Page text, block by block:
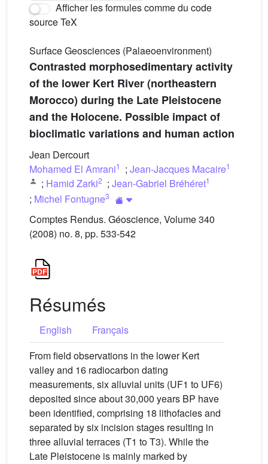
Afficher les formules comme du code
source TeX
Surface Geosciences (Palaeoenvironment)
Contrasted morphosedimentary activity
of the lower Kert River (northeastern
Morocco) during the Late Pleistocene
and the Holocene. Possible impact of
bioclimatic variations and human action
Jean Dercourt
Mohamed El Amrani1 ; Jean-Jacques Macaire1
; Hamid Zarki2 ; Jean-Gabriel Bréhéret1
; Michel Fontugne3
Comptes Rendus. Géoscience, Volume 340
(2008) no. 8, pp. 533-542
Résumés
English
Français
From field observations in the lower Kert
valley and 16 radiocarbon dating
measurements, six alluvial units (UF1 to UF6)
deposited since about 30,000 years BP have
been identified, comprising 18 lithofacies and
separated by six incision stages resulting in
three alluvial terraces (T1 to T3). While the
Late Pleistocene is mainly marked by